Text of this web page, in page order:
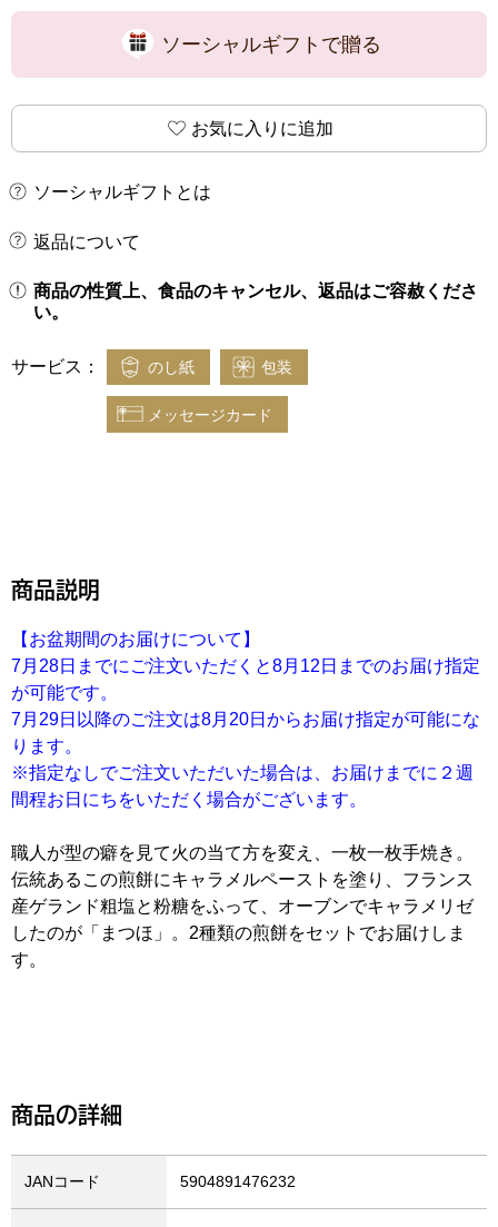
ソーシャルギフトで贈る
お気に入りに追加
ソーシャルギフトとは
返品について
商品の性質上、食品のキャンセル、返品はご容赦くださ
い。
サービス： のし紙 包装
メッセージカード
商品説明
【お盆期間のお届けについて】
7月28日までにご注文いただくと8月12日までのお届け指定
が可能です。
7月29日以降のご注文は8月20日からお届け指定が可能にな
ります。
※指定なしでご注文いただいた場合は、お届けまでに２週
間程お日にちをいただく場合がございます。
職人が型の癖を見て火の当て方を変え、一枚一枚手焼き。
伝統あるこの煎餅にキャラメルペーストを塗り、フランス
産ゲランド粗塩と粉糖をふって、オーブンでキャラメリゼ
したのが「まつほ」。2種類の煎餅をセットでお届けしま
す。
商品の詳細
JANコード 5904891476232